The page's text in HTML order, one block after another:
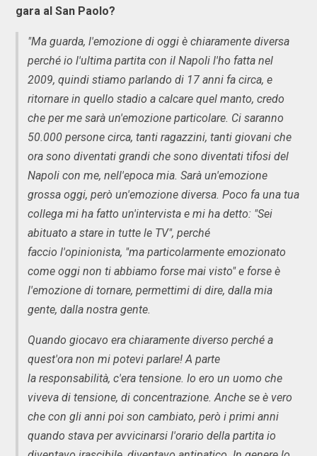
gara al San Paolo?
"Ma guarda, l'emozione di oggi è chiaramente diversa
perché io l'ultima partita con il Napoli l'ho fatta nel
2009, quindi stiamo parlando di 17 anni fa circa, e
ritornare in quello stadio a calcare quel manto, credo
che per me sarà un'emozione particolare. Ci saranno
50.000 persone circa, tanti ragazzini, tanti giovani che
ora sono diventati grandi che sono diventati tifosi del
Napoli con me, nell'epoca mia. Sarà un'emozione
grossa oggi, però un'emozione diversa. Poco fa una tua
collega mi ha fatto un'intervista e mi ha detto: "Sei
abituato a stare in tutte le TV", perché
faccio l'opinionista, "ma particolarmente emozionato
come oggi non ti abbiamo forse mai visto" e forse è
l'emozione di tornare, permettimi di dire, dalla mia
gente, dalla nostra gente.
Quando giocavo era chiaramente diverso perché a
quest'ora non mi potevi parlare! A parte
la responsabilità, c'era tensione. Io ero un uomo che
viveva di tensione, di concentrazione. Anche se è vero
che con gli anni poi son cambiato, però i primi anni
quando stava per avvicinarsi l'orario della partita io